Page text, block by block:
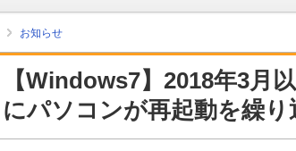
お知らせ
【Windows7】2018年3月
にパソコンが再起動を繰